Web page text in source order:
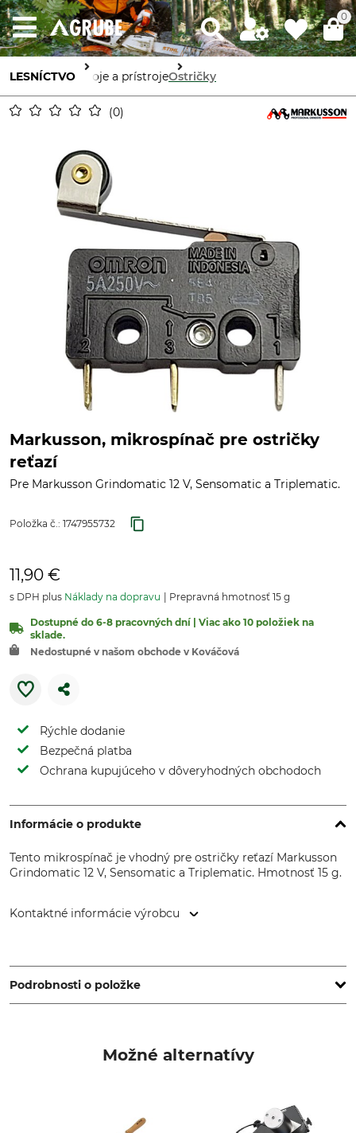
0
LESNÍCTVO Stroje a prístrojeOstričky
0
Markusson, mikrospínač pre ostričky
reťazí
Pre Markusson Grindomatic 12 V, Sensomatic a Triplematic.
Položka č.: 1747955732
11,90 €
s DPH plus Náklady na dopravu Prepravná hmotnosť 15 g
Dostupné do 6-8 pracovných dní | Viac ako 10 položiek na
sklade.
Nedostupné v našom obchode v Kováčová
Rýchle dodanie
Bezpečná platba
Ochrana kupujúceho v dôveryhodných obchodoch
Informácie o produkte
Tento mikrospínač je vhodný pre ostričky reťazí Markusson
Grindomatic 12 V, Sensomatic a Triplematic. Hmotnosť 15 g.
Kontaktné informácie výrobcu
76231 Rimbo, Sweden, www.home.markusson.se
Podrobnosti o položke
Možné alternatívy